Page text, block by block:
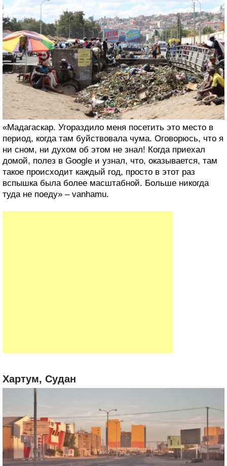
«Мадагаскар. Угораздило меня посетить это место в
период, когда там буйствовала чума. Оговорюсь, что я
ни сном, ни духом об этом не знал! Когда приехал
домой, полез в Google и узнал, что, оказывается, там
такое происходит каждый год, просто в этот раз
вспышка была более масштабной. Больше никогда
туда не поеду» – vanhamu.
Хартум, Судан